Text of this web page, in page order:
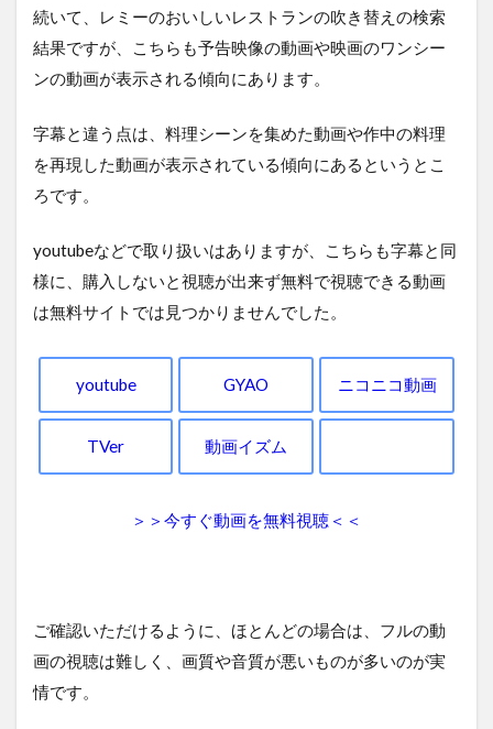
続いて、レミーのおいしいレストランの吹き替えの検索
結果ですが、こちらも予告映像の動画や映画のワンシー
ンの動画が表示される傾向にあります。
字幕と違う点は、料理シーンを集めた動画や作中の料理
を再現した動画が表示されている傾向にあるというとこ
ろです。
youtubeなどで取り扱いはありますが、こちらも字幕と同
様に、購入しないと視聴が出来ず無料で視聴できる動画
は無料サイトでは見つかりませんでした。
youtube GYAO ニコニコ動画
TVer 動画イズム
＞＞今すぐ動画を無料視聴＜＜
ご確認いただけるように、ほとんどの場合は、フルの動
画の視聴は難しく、画質や音質が悪いものが多いのが実
情です。